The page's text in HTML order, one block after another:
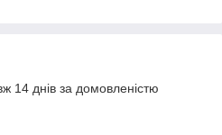
14 днів за домовленістю